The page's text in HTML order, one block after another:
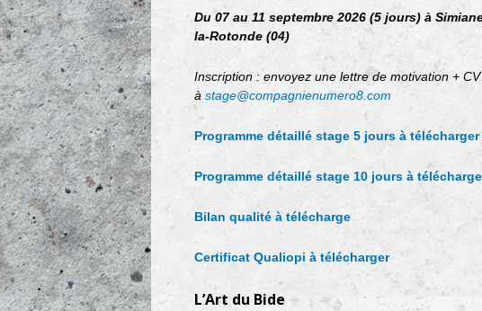
Du 07 au 11 septembre 2026 (5 jours) à
la-Rotonde (04)
Inscription : envoyez une lettre de motivation + CV
à stage@compagnienumero8.com
Programme détaillé stage 5 jours à télécharger
Programme détaillé stage 10 jours à
Bilan qualité à télécharge
Certificat Qualiopi à télécharger
L’Art du Bide